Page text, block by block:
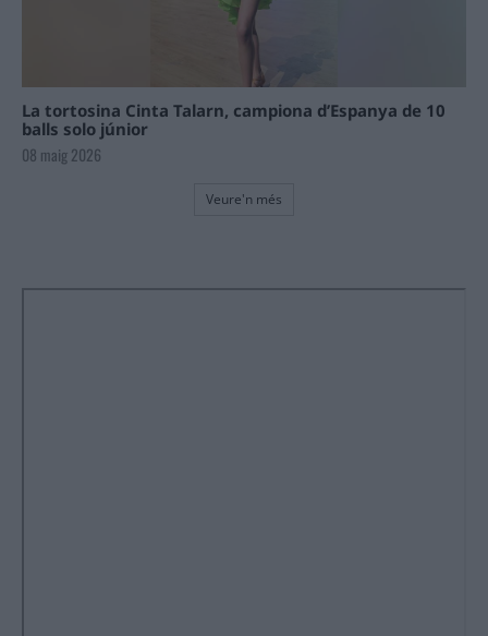
La tortosina Cinta Talarn, campiona d’Espanya de 10
balls solo júnior
08 maig 2026
Veure'n més